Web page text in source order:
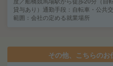
貸与あり）通勤手段：自転車・公共
範囲：会社の定める就業場所
その他、こちらの